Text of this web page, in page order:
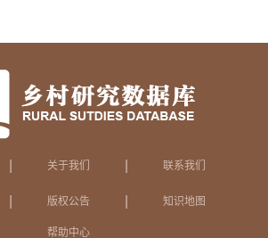
关于我们 联系我们
版权公告 知识地图
帮助中心